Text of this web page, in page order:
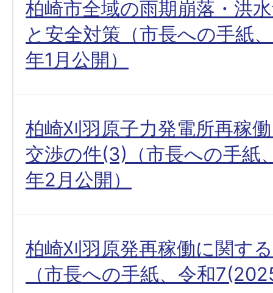
柏崎市全域の雨期崩落・洪
と安全対策（市長への手紙
年1月公開）
柏崎刈羽原子力発電所再稼
交渉の件(3)（市長への手紙
年2月公開）
柏崎刈羽原発再稼働に関す
（市長への手紙、令和